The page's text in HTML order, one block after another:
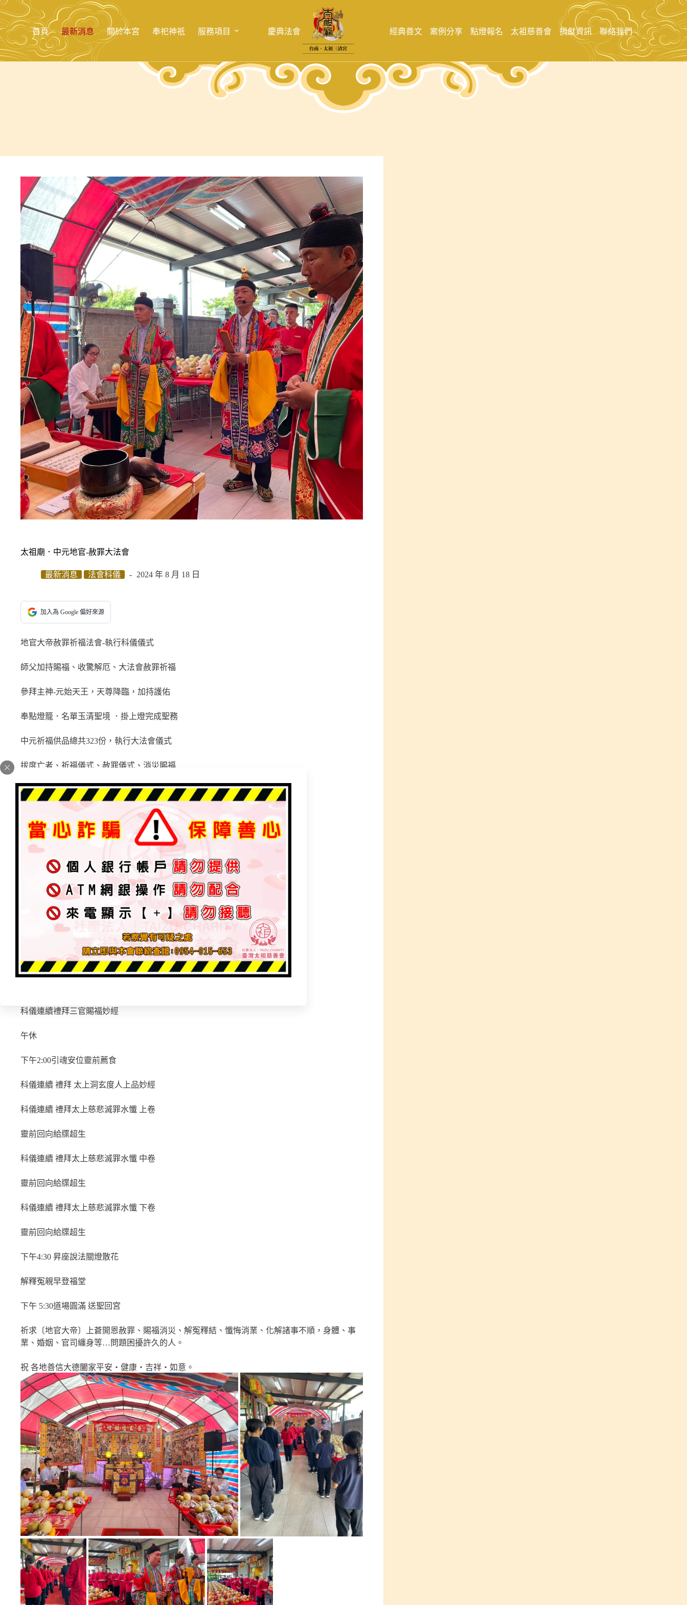
跳
至
主
要
內
首頁 最新消息 關於本宮 奉祀神祇 服務項目 慶典法會 經典善文 案例分享 點燈報名 太袓慈善會 捐獻資訊 聯絡我們
太祖廟．中元地官-赦罪大法會
最新消息 法會科儀 2024 年 8 月 18 日
加入為 Google 偏好來源
地官大帝赦罪祈福法會-執行科儀儀式
師父加持賜福、收驚解厄、大法會赦罪祈福
參拜主神-元始天王，天尊降臨，加持護佑
奉點燈籠．名單玉清聖境 ．掛上燈完成聖務
中元祈福供品總共323份，執行大法會儀式
拔度亡者、祈福儀式、赦罪儀式、消災賜福
報名赦罪法會名單、祈福法會名單、順天會會員祈福法會、赦罪延壽法會。
【順天會·祈福法會科儀】為眾信人延壽植福
【光明燈籠．祈福法會科儀】三官賜福赦罪解厄
【薦拔祖先、往生者．法會科儀】引魂法節.滅罪水懺
【順天會·解連赦罪法會科儀】三官賜福赦罪解厄
太祖廟：上午9:00吉時起鼓
科儀連續 拜發文字一宗宣告三界
科儀連續 靈寶祈安祝聖
科儀連續禮拜三官賜福妙經
午休
下午2:00引魂安位靈前薦食
科儀連續 禮拜 太上洞玄度人上品妙經
科儀連續 禮拜太上慈悲滅罪水懺 上卷
靈前回向給牒超生
科儀連續 禮拜太上慈悲滅罪水懺 中卷
靈前回向給牒超生
科儀連續 禮拜太上慈悲滅罪水懺 下卷
靈前回向給牒超生
下午4:30 昇座說法關燈散花
解釋冤親早登福堂
下午 5:30道場圓滿 送聖回宮
祈求〔地官大帝〕上蒼開恩赦罪、賜福消災、解冤釋結、懺悔消業、化解諸事不順，身體、事
業、婚姻、官司纏身等…問題困擾許久的人。
祝 各地善信大德闔家平安‧健康‧吉祥‧如意。